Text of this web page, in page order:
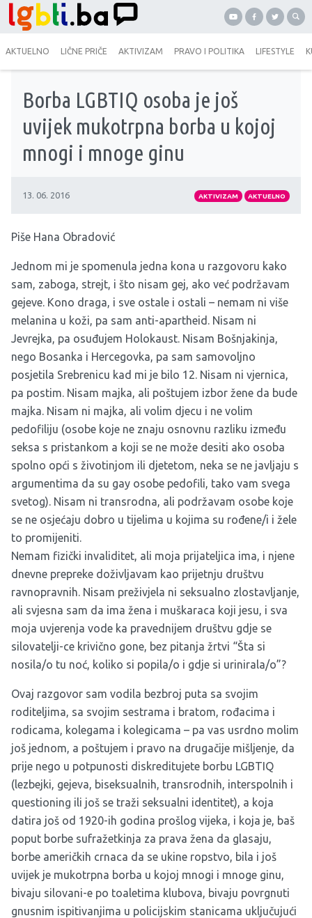
AKTUELNO LIČNE PRIČE AKTIVIZAM PRAVO I POLITIKA LIFESTYLE
Borba LGBTIQ osoba je još
uvijek mukotrpna borba u kojoj
mnogi i mnoge ginu
13. 06. 2016 AKTIVIZAM AKTUELNO
Piše Hana Obradović
Jednom mi je spomenula jedna kona u razgovoru kako
sam, zaboga, strejt, i što nisam gej, ako već podržavam
gejeve. Kono draga, i sve ostale i ostali – nemam ni više
melanina u koži, pa sam anti-apartheid. Nisam ni
Jevrejka, pa osuđujem Holokaust. Nisam Bošnjakinja,
nego Bosanka i Hercegovka, pa sam samovoljno
posjetila Srebrenicu kad mi je bilo 12. Nisam ni vjernica,
pa postim. Nisam majka, ali poštujem izbor žene da bude
majka. Nisam ni majka, ali volim djecu i ne volim
pedofiliju (osobe koje ne znaju osnovnu razliku između
seksa s pristankom a koji se ne može desiti ako osoba
spolno opći s životinjom ili djetetom, neka se ne javljaju s
argumentima da su gay osobe pedofili, tako vam svega
svetog). Nisam ni transrodna, ali podržavam osobe koje
se ne osjećaju dobro u tijelima u kojima su rođene/i i žele
to promijeniti.
Nemam fizički invaliditet, ali moja prijateljica ima, i njene
dnevne prepreke doživljavam kao prijetnju društvu
ravnopravnih. Nisam preživjela ni seksualno zlostavljanje,
ali svjesna sam da ima žena i muškaraca koji jesu, i sva
moja uvjerenja vode ka pravednijem društvu gdje se
silovatelji-ce krivično gone, bez pitanja žrtvi “Šta si
nosila/o tu noć, koliko si popila/o i gdje si urinirala/o”?
Ovaj razgovor sam vodila bezbroj puta sa svojim
roditeljima, sa svojim sestrama i bratom, rođacima i
rodicama, kolegama i kolegicama – pa vas usrdno molim
još jednom, a poštujem i pravo na drugačije mišljenje, da
prije nego u potpunosti diskreditujete borbu LGBTIQ
(lezbejki, gejeva, biseksualnih, transrodnih, interspolnih i
questioning ili još se traži seksualni identitet), a koja
datira još od 1920-ih godina prošlog vijeka, i koja je, baš
poput borbe sufražetkinja za prava žena da glasaju,
borbe američkih crnaca da se ukine ropstvo, bila i još
uvijek je mukotrpna borba u kojoj mnogi i mnoge ginu,
bivaju silovani-e po toaletima klubova, bivaju povrgnuti
gnusnim ispitivanjima u policijskim stanicama uključujući